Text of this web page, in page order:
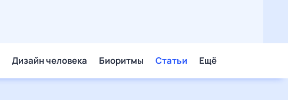
Дизайн человека Биоритмы Статьи Ещё